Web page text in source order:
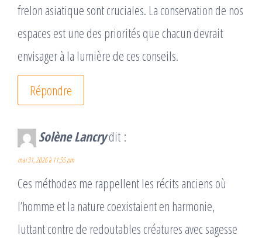
frelon asiatique sont cruciales. La conservation de nos
espaces est une des priorités que chacun devrait
envisager à la lumière de ces conseils.
Répondre
Solène Lancrydit :
mai 31, 2026 à 11:55 pm
Ces méthodes me rappellent les récits anciens où
l’homme et la nature coexistaient en harmonie,
luttant contre de redoutables créatures avec sagesse